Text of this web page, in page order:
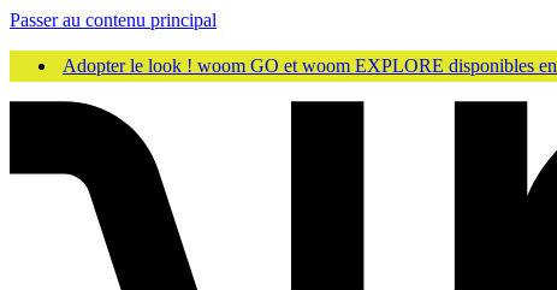
Passer au contenu principal
Adopter le look ! woom GO et woom EXPLORE disponibles en